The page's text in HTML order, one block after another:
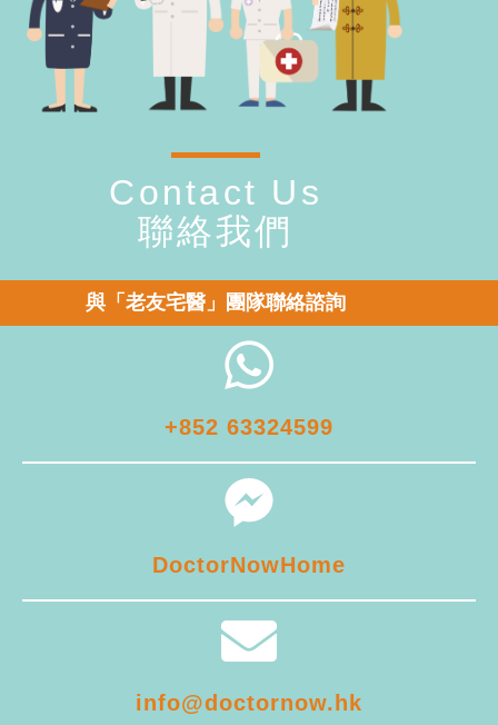
Contact Us
聯絡我們
與「老友宅醫」團隊聯絡諮詢
+852 63324599
DoctorNowHome
info@doctornow.hk